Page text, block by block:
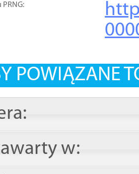
PRNG:
POWIĄZANE
w: